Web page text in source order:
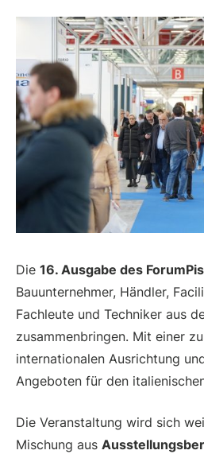
Die 16. Ausgabe des
Bauunternehmer, Händler,
Fachleute und Techniker aus
zusammenbringen. Mit einer
internationalen Ausrichtung
Angeboten für den
Die Veranstaltung wird sich
Mischung aus